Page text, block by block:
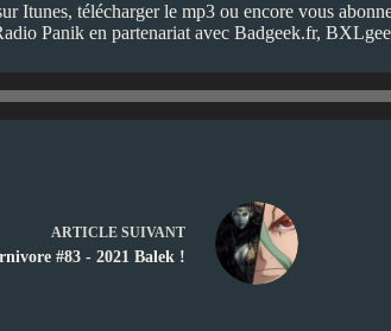
Itunes, télécharger le mp3 ou encore vous
Panik en partenariat avec Badgeek.fr,
ARTICLE SUIVANT
#83 - 2021 Balek !